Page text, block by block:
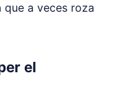
a veces roza
el